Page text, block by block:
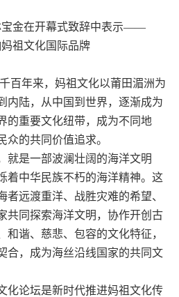
宝金在开幕式致辞中表示——
祖文化国际品牌
百年来，妈祖文化以莆田湄洲为
内陆，从中国到世界，逐渐成为
的重要文化纽带，成为不同地
众的共同价值追求。
是一部波澜壮阔的海洋文明
着中华民族不朽的海洋精神。这
远渡重洋、战胜灾难的希望、
共同探索海洋文明，协作开创古
谐、慈悲、包容的文化特征，
合，成为海丝沿线国家的共同文
论坛是新时代推进妈祖文化传